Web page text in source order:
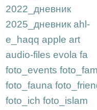
2022_дневник
2025_дневник ahl-
e_haqq apple art
audio-files evola fa
foto_events
foto_fauna
foto_ich foto_islam